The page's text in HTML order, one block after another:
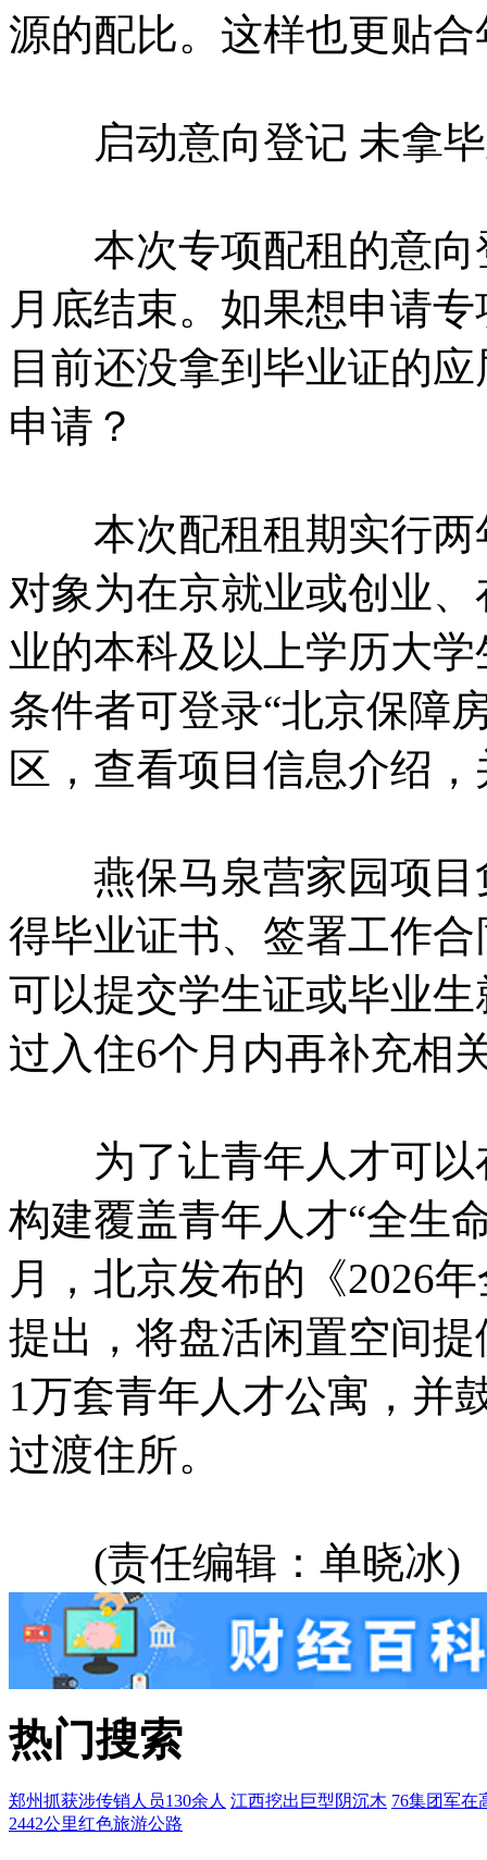
源的配比。这样也更贴
启动意向登记 未拿毕
本次专项配租的意向
月底结束。如果想申请
目前还没拿到毕业证的
申请？
本次配租租期实行两
对象为在京就业或创业
业的本科及以上学历大
条件者可登录“北京保障
区，查看项目信息介绍
燕保马泉营家园项目
得毕业证书、签署工作
可以提交学生证或毕业
过入住6个月内再补充相
为了让青年人才可以
构建覆盖青年人才“全生
月，北京发布的《2026
提出，将盘活闲置空间
1万套青年人才公寓，并
过渡住所。
(责任编辑：单晓冰)
热门搜索
郑州抓获涉传销人员130余人 江西挖出巨型阴沉木 76集团军在
2442公里红色旅游公路